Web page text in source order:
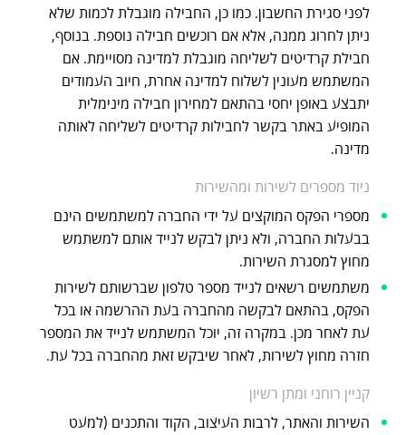
לפני סגירת החשבון. כמו כן, החבילה מוגבלת לכמות שלא
ניתן לחרוג ממנה, אלא אם רוכשים חבילה נוספת. בנוסף,
חבילת קרדיטים לשליחה מוגבלת למדינה מסויימת. אם
המשתמש מעונין לשלוח למדינה אחרת, חיוב העמודים
יתבצע באופן יחסי בהתאם למחירון חבילה מינימלית
המופיע באתר בקשר לחבילות קרדיטים לשליחה לאותה
מדינה.
ניוד מספרים לשירות ומהשירות
מספרי הפקס המוקצים על ידי החברה למשתמשים הינם
בבעלות החברה, ולא ניתן לבקש לנייד אותם למשתמש
מחוץ למסגרת השירות.
משתמשים רשאים לנייד מספר טלפון שברשותם לשירות
הפקס, בהתאם לבקשה מהחברה בעת ההרשמה או בכל
עת לאחר מכן. במקרה זה, יוכל המשתמש לנייד את המספר
חזרה מחוץ לשירות, לאחר שיבקש זאת מהחברה בכל עת.
קניין רוחני ומתן רשיון
השירות והאתר, לרבות העיצוב, הקוד והתכנים (למעט